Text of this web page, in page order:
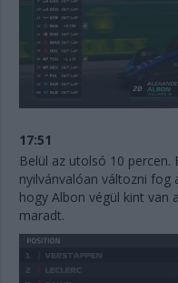
17:51
Belül az utolsó 10 percen.
nyilvánvalóan változni fog
hogy Albon végül kint van
maradt.